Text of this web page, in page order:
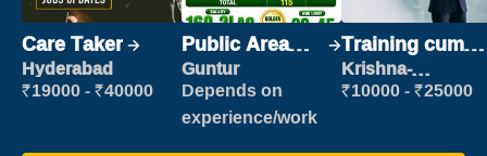
Care Taker
Hyderabad
₹19000 - ₹40000
Public Area
Cleaner
Guntur
Depends on
experience/work
Training cum
Placement
Krishna-
vijayawada
₹10000 - ₹25000